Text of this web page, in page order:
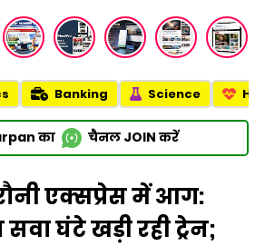
Banking Science
का चैनल JOIN करें
एक्सप्रेस में आग:
घंटे खड़ी रही ट्रेन;